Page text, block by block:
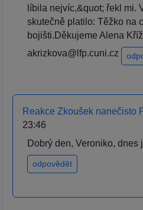
líbila nejvíc,&quot; řekl mi.
skutečně platilo: Těžko na
bojišti.Děkujeme Alena
akrizkova@lfp.cuni.cz
Reakce Zkoušek nanečisto
23:46
Dobrý den, Veroniko, dnes
odpovědět